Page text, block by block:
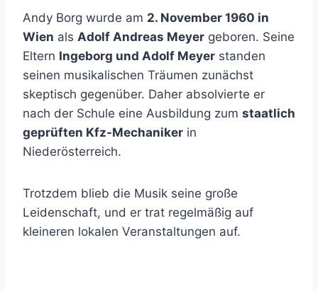
Andy Borg wurde am 2. November 1960 in
Wien als Adolf Andreas Meyer geboren. Seine
Eltern Ingeborg und Adolf Meyer standen
seinen musikalischen Träumen zunächst
skeptisch gegenüber. Daher absolvierte er
nach der Schule eine Ausbildung zum staatlich
geprüften Kfz-Mechaniker in
Niederösterreich.
Trotzdem blieb die Musik seine große
Leidenschaft, und er trat regelmäßig auf
kleineren lokalen Veranstaltungen auf.